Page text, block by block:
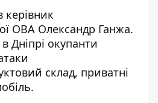
керівник
ОВА Олександр Ганжа.
Дніпрі окупанти
склад, приватні